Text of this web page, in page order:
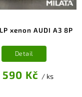
xenon AUDI A3 8P
590 Kč / ks
Detail